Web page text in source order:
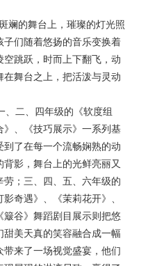
的舞台上，璀璨的灯光照
们随着悠扬的音乐变换着
跳跃，时而上下翻飞，动
舞台之上，把活泼与灵动
二、四年级的《软度组
、《技巧展示》一系列基
了在每一个流畅娴熟的动
影，舞台上的光鲜亮丽又
；三、四、五、六年级的
奇遇》、《茉莉花开》、
簸谷》舞蹈剧目展示则把悠
美天真的笑容融合成一幅
来了一场视觉盛宴，他们